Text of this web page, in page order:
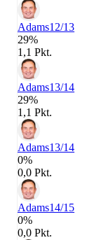
Adams12/13
29%
1,1 Pkt.
Adams13/14
29%
1,1 Pkt.
Adams13/14
0%
0,0 Pkt.
Adams14/15
0%
0,0 Pkt.